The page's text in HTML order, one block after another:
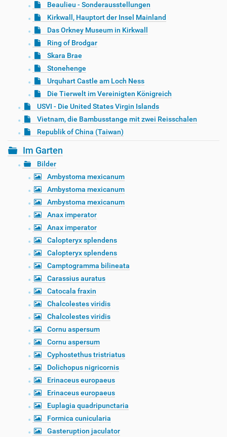
Beaulieu - Sonderausstellungen
Kirkwall, Hauptort der Insel Mainland
Das Orkney Museum in Kirkwall
Ring of Brodgar
Skara Brae
Stonehenge
Urquhart Castle am Loch Ness
Die Tierwelt im Vereinigten Königreich
USVI - Die United States Virgin Islands
Vietnam, die Bambusstange mit zwei Reisschalen
Republik of China (Taiwan)
Im Garten
Bilder
Ambystoma mexicanum
Ambystoma mexicanum
Ambystoma mexicanum
Anax imperator
Anax imperator
Calopteryx splendens
Calopteryx splendens
Camptogramma bilineata
Carassius auratus
Catocala fraxin
Chalcolestes viridis
Chalcolestes viridis
Cornu aspersum
Cornu aspersum
Cyphostethus tristriatus
Dolichopus nigricornis
Erinaceus europaeus
Erinaceus europaeus
Euplagia quadripunctaria
Formica cunicularia
Gasteruption jaculator